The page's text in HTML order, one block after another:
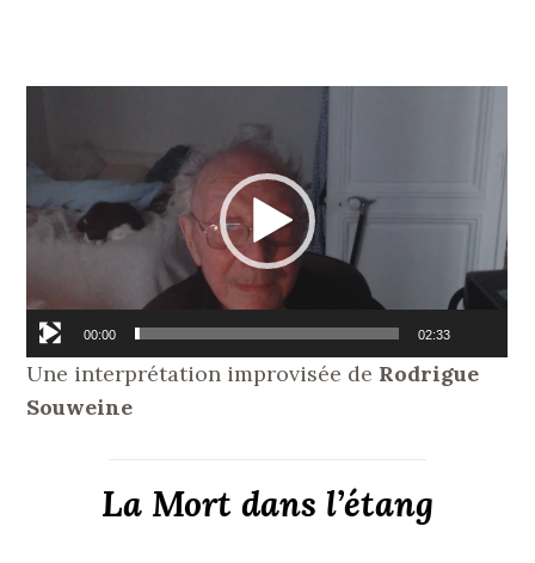
Lecteur
00:00 02:33
Une interprétation improvisée de Rodrigue
Souweine
La Mort dans l’étang